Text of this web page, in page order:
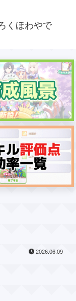
くほわやで
2026.06.09